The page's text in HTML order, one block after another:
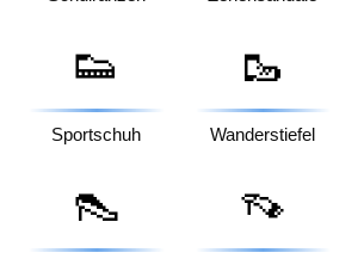
👟
Sportschuh
🥾
Wanderstiefel
👠 👡